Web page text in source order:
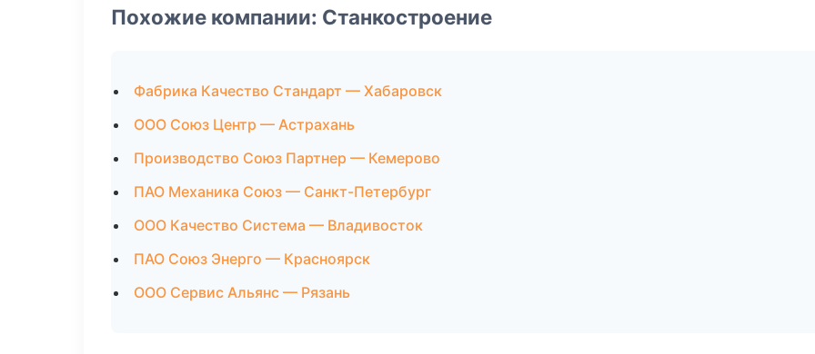
Похожие компании: Станкостроение
Фабрика Качество Стандарт — Хабаровск
ООО Союз Центр — Астрахань
Производство Союз Партнер — Кемерово
ПАО Механика Союз — Санкт-Петербург
ООО Качество Система — Владивосток
ПАО Союз Энерго — Красноярск
ООО Сервис Альянс — Рязань